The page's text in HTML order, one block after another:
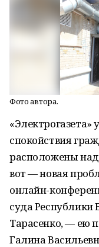
Фото автора.
спокойствия
расположены
вот — новая
онлайн-
суда
Тарасенко, — ею
Галина